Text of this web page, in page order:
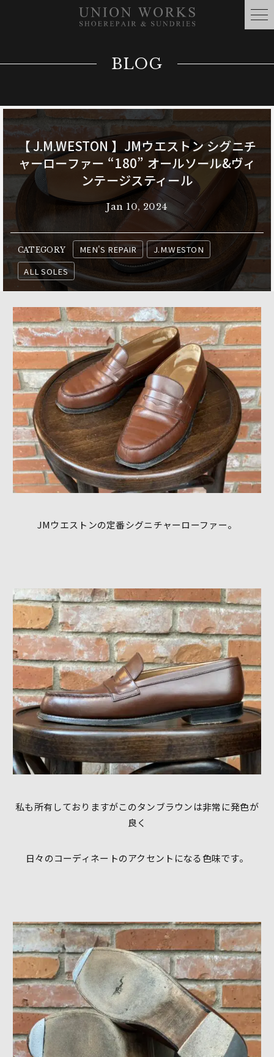
BLOG
【 J.M.WESTON 】JMウエストン シグニチ
ャーローファー “180” オールソール&ヴィ
ンテージスティール
Jan 10, 2024
CATEGORY MEN'S REPAIR
J.M.WESTON
ALL SOLES
JMウエストンの定番シグニチャーローファー。
私も所有しておりますがこのタンブラウンは非常に発色が
良く
日々のコーディネートのアクセントになる色味です。